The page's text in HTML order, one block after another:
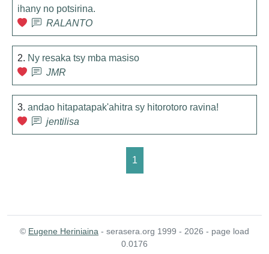
ihany no potsirina.
RALANTO
2. Ny resaka tsy mba masiso
JMR
3. andao hitapatapak'ahitra sy hitorotoro ravina!
jentilisa
1
© Eugene Heriniaina - serasera.org 1999 - 2026 - page load
0.0176